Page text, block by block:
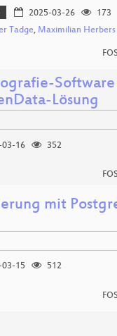
2025-03-26
173
Tadge, Maximilian Herbers
Lösung
03-16
352
mit
03-15
512